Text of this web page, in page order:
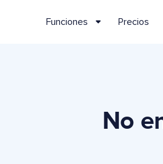
Funciones Precios
No